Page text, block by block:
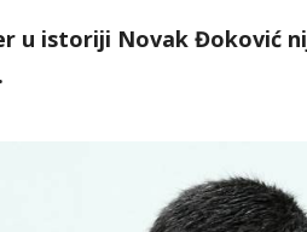
u istoriji Novak Đoković